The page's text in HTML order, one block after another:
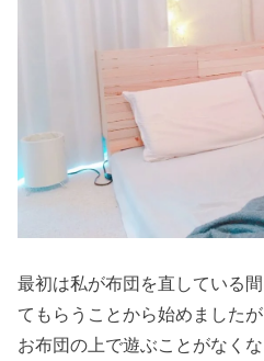
最初は私が布団を直している
てもらうことから始めました
お布団の上で遊ぶことがなく